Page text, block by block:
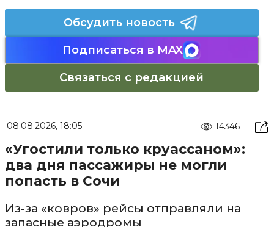
Обсудить новость
Подписаться в MAX
Связаться с редакцией
08.08.2026, 18:05 14346
«Угостили только круассаном»:
два дня пассажиры не могли
попасть в Сочи
Из-за «ковров» рейсы отправляли на
запасные аэродромы